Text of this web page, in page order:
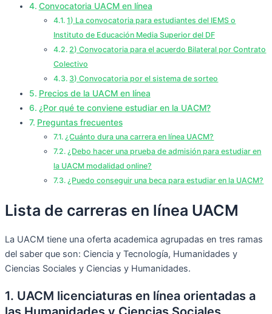
Convocatoria UACM en línea
1) La convocatoria para estudiantes del IEMS o
Instituto de Educación Media Superior del DF
2) Convocatoria para el acuerdo Bilateral por Contrato
Colectivo
3) Convocatoria por el sistema de sorteo
Precios de la UACM en línea
¿Por qué te conviene estudiar en la UACM?
Preguntas frecuentes
¿Cuánto dura una carrera en línea UACM?
¿Debo hacer una prueba de admisión para estudiar en
la UACM modalidad online?
¿Puedo conseguir una beca para estudiar en la UACM?
Lista de carreras en línea UACM
La UACM tiene una oferta academica agrupadas en tres ramas
del saber que son: Ciencia y Tecnología, Humanidades y
Ciencias Sociales y Ciencias y Humanidades.
1. UACM licenciaturas en línea orientadas a